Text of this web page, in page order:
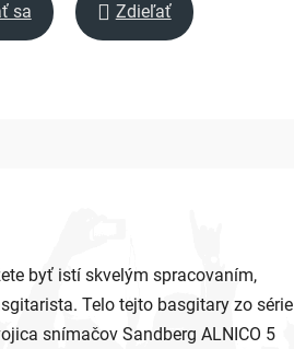
sa Zdieľať
byť istí skvelým spracovaním,
Telo tejto basgitary zo série
snímačov Sandberg ALNICO 5